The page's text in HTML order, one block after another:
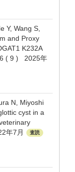
Y, Wang S,
and Proxy
K232A
( 9 ) 2025年
N, Miyoshi
cyst in a
年7月
査読